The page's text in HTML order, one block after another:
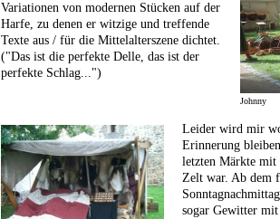
Johnny
Variationen von modernen Stücken auf der
Harfe, zu denen er witzige und treffende
Texte aus / für die Mittelalterszene dichtet.
("Das ist die perfekte Delle, das ist der
perfekte Schlag...")
Leider wird mir
Erinnerung
letzten Märkte mit
Zelt war. Ab dem
sogar Gewitter mit